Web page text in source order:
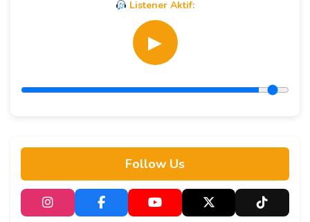
Listener Aktif:
▶
Follow Us